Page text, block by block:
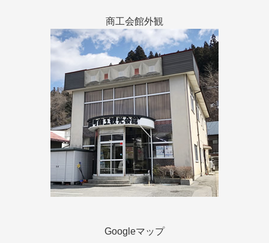
商工会館外観
Googleマップ